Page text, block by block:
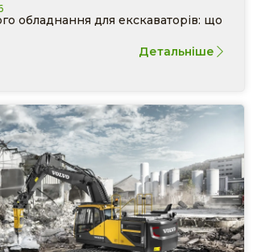
обладнання для екскаваторів: що
Детальніше